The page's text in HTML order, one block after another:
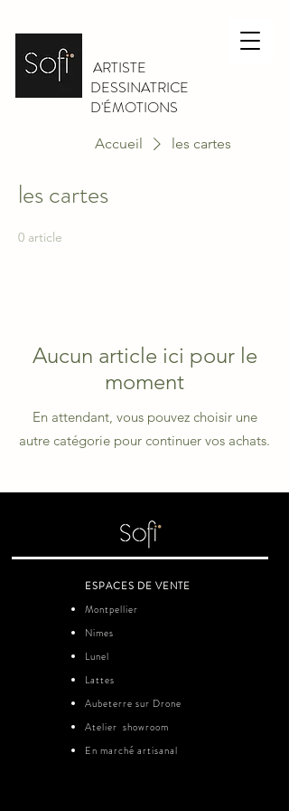
ARTISTE
DESSINATRICE
D'ÉMOTIONS
Accueil les cartes
les cartes
0 article
Aucun article ici pour le
moment
En attendant, vous pouvez choisir une
autre catégorie pour continuer vos achats.
ESPACES DE VENTE
Montpellier
Nimes
Lunel
Lattes
Aubeterre sur Drone
Atelier showroom
En marché artisanal